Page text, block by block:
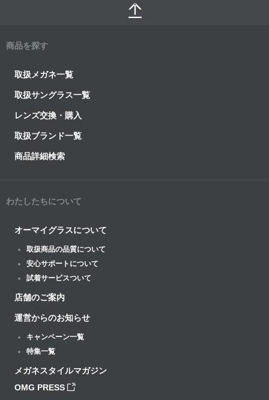
商品を探す
取扱メガネ一覧
取扱サングラス一覧
レンズ交換・購入
取扱ブランド一覧
商品詳細検索
わたしたちについて
オーマイグラスについて
取扱商品の品質について
安心サポートについて
試着サービスついて
店舗のご案内
運営からのお知らせ
キャンペーン一覧
特集一覧
メガネスタイルマガジン
OMG PRESS